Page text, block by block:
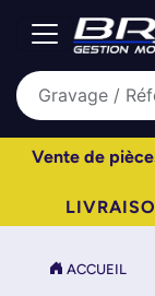
Vente de
ACCUEIL